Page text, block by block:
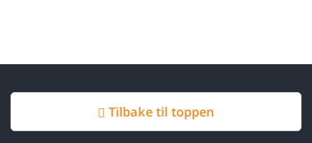
Tilbake til toppen